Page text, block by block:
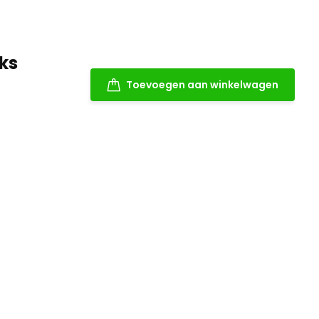
Toevoegen aan winkelwagen